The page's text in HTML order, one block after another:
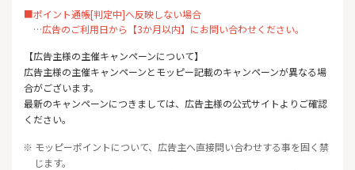
■ポイント通帳[判定中]へ反映しない場合
…広告のご利用日から【3か月以内】にお問い合わせください。
【広告主様の主催キャンペーンについて】
広告主様の主催キャンペーンとモッピー記載のキャンペーンが異なる場
合がございます。
最新のキャンペーンにつきましては、広告主様の公式サイトよりご確認
ください。
※ モッピーポイントについて、広告主へ直接問い合わせする事を固く禁
じます。